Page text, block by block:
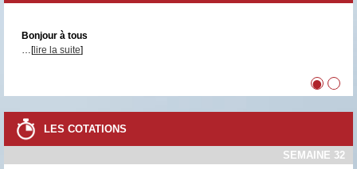
Bonjour à tous
…[lire la suite]
••
LES COTATIONS
SEMAINE 32